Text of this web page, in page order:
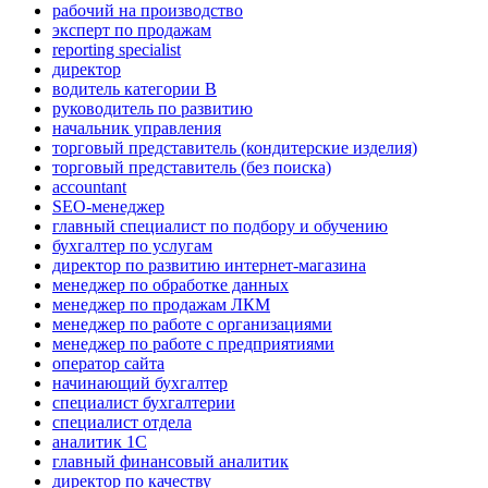
рабочий на производство
эксперт по продажам
reporting specialist
директор
водитель категории B
руководитель по развитию
начальник управления
торговый представитель (кондитерские изделия)
торговый представитель (без поиска)
accountant
SEO-менеджер
главный специалист по подбору и обучению
бухгалтер по услугам
директор по развитию интернет-магазина
менеджер по обработке данных
менеджер по продажам ЛКМ
менеджер по работе с организациями
менеджер по работе с предприятиями
оператор сайта
начинающий бухгалтер
специалист бухгалтерии
специалист отдела
аналитик 1C
главный финансовый аналитик
директор по качеству